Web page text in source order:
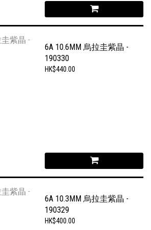
6A 10.6MM 烏拉圭紫晶 -
190330
HK$440.00
6A 10.3MM 烏拉圭紫晶 -
190329
HK$400.00